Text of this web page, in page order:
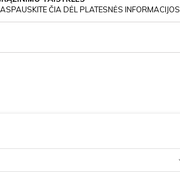
ČIA DĖL PLATESNĖS INFORMACIJOS